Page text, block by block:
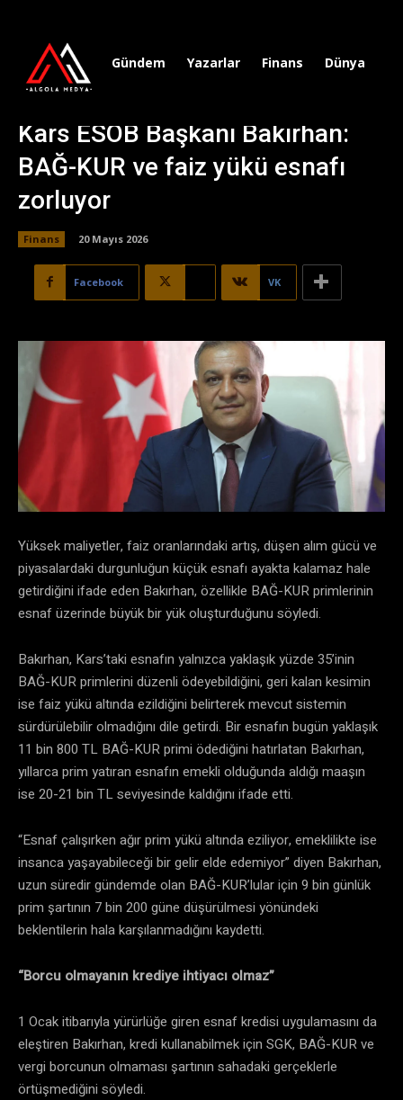
Gündem Yazarlar Finans Dünya
Kars ESOB Başkanı Bakırhan:
BAĞ-KUR ve faiz yükü esnafı
zorluyor
Finans 20 Mayıs 2026
Facebook VK
Yüksek maliyetler, faiz oranlarındaki artış, düşen alım gücü ve
piyasalardaki durgunluğun küçük esnafı ayakta kalamaz hale
getirdiğini ifade eden Bakırhan, özellikle BAĞ-KUR primlerinin
esnaf üzerinde büyük bir yük oluşturduğunu söyledi.
Bakırhan, Kars’taki esnafın yalnızca yaklaşık yüzde 35’inin
BAĞ-KUR primlerini düzenli ödeyebildiğini, geri kalan kesimin
ise faiz yükü altında ezildiğini belirterek mevcut sistemin
sürdürülebilir olmadığını dile getirdi. Bir esnafın bugün yaklaşık
11 bin 800 TL BAĞ-KUR primi ödediğini hatırlatan Bakırhan,
yıllarca prim yatıran esnafın emekli olduğunda aldığı maaşın
ise 20-21 bin TL seviyesinde kaldığını ifade etti.
“Esnaf çalışırken ağır prim yükü altında eziliyor, emeklilikte ise
insanca yaşayabileceği bir gelir elde edemiyor” diyen Bakırhan,
uzun süredir gündemde olan BAĞ-KUR’lular için 9 bin günlük
prim şartının 7 bin 200 güne düşürülmesi yönündeki
beklentilerin hala karşılanmadığını kaydetti.
“Borcu olmayanın krediye ihtiyacı olmaz”
1 Ocak itibarıyla yürürlüğe giren esnaf kredisi uygulamasını da
eleştiren Bakırhan, kredi kullanabilmek için SGK, BAĞ-KUR ve
vergi borcunun olmaması şartının sahadaki gerçeklerle
örtüşmediğini söyledi.